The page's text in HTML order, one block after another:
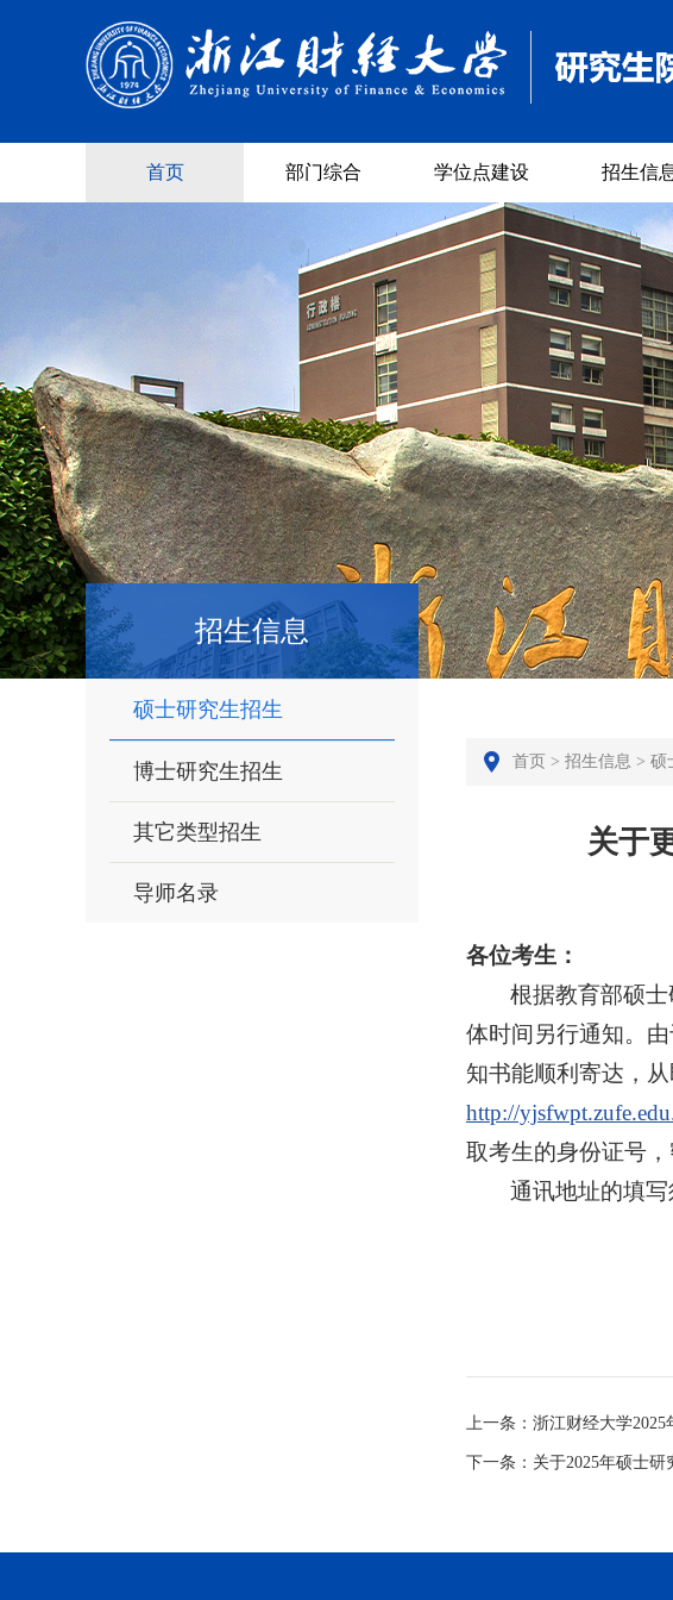
首页 部门综合 学位点建设 招生信
招生信息
硕士研究生招生
博士研究生招生
其它类型招生
导师名录
首页 > 招生信息 > 硕
关于
各位考生：
根据教育部硕
体时间另行通知。
知书能顺利寄达，
http://
取考生的身份证号，
通讯地址的填
上一条： 浙江财经大学
下一条： 关于2025年硕士